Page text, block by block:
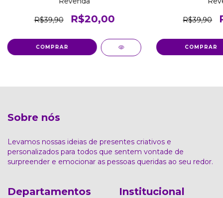
R$39,90 R$20,00
COMPRAR
R$39,90
COMPRAR
Sobre nós
Levamos nossas ideias de presentes criativos e
personalizados para todos que sentem vontade de
surpreender e emocionar as pessoas queridas ao seu redor.
Departamentos Institucional